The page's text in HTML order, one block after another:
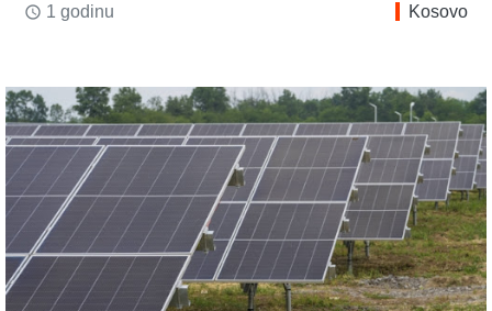
access_time 1 godinu Kosovo